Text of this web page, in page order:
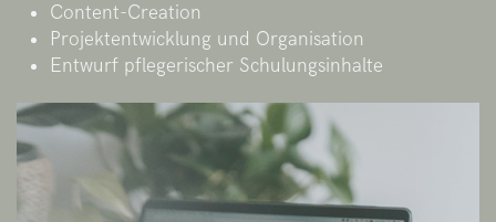
Content-Creation
Projektentwicklung und Organisation
Entwurf pflegerischer Schulungsinhalte